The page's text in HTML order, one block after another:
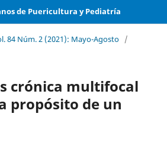
de Puericultura y Pediatría
84 Núm. 2 (2021): Mayo-Agosto /
crónica multifocal
propósito de un